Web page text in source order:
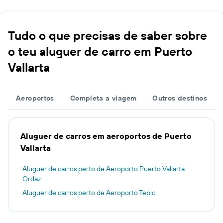
Tudo o que precisas de saber sobre
o teu aluguer de carro em Puerto
Vallarta
Aeroportos Completa a viagem Outros destinos
Aluguer de carros em aeroportos de Puerto
Vallarta
Aluguer de carros perto de Aeroporto Puerto Vallarta
Ordaz
Aluguer de carros perto de Aeroporto Tepic